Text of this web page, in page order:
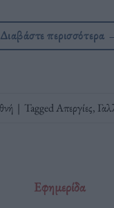
Διαβάστε περισσότερα
| TaggedΑπεργίες,
Εφημερίδα